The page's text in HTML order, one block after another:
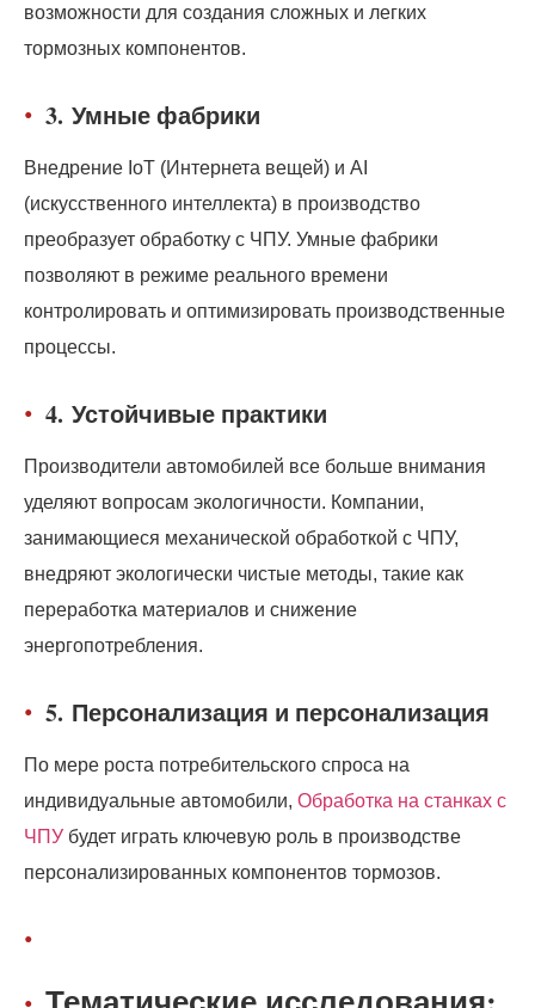
возможности для создания сложных и легких
тормозных компонентов.
3. Умные фабрики
Внедрение IoT (Интернета вещей) и AI
(искусственного интеллекта) в производство
преобразует обработку с ЧПУ. Умные фабрики
позволяют в режиме реального времени
контролировать и оптимизировать производственные
процессы.
4. Устойчивые практики
Производители автомобилей все больше внимания
уделяют вопросам экологичности. Компании,
занимающиеся механической обработкой с ЧПУ,
внедряют экологически чистые методы, такие как
переработка материалов и снижение
энергопотребления.
5. Персонализация и персонализация
По мере роста потребительского спроса на
индивидуальные автомобили, Обработка на станках с
ЧПУ будет играть ключевую роль в производстве
персонализированных компонентов тормозов.